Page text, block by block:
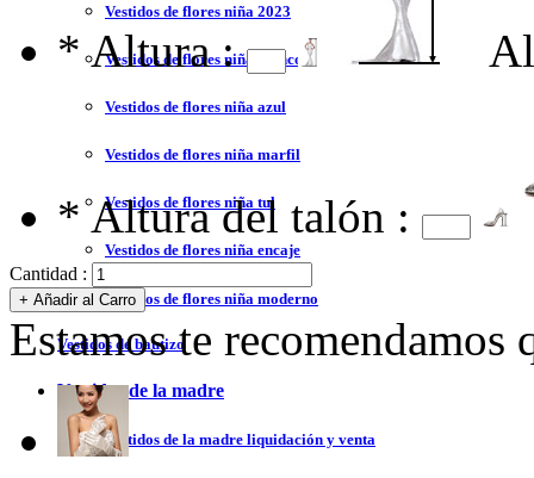
Vestidos de flores niña 2023
Vestidos de flores niña blanco
Vestidos de flores niña azul
Vestidos de flores niña marfil
Vestidos de flores niña tul
Vestidos de flores niña encaje
Vestidos de flores niña moderno
Vestidos de bautizo
Vestidos de la madre
Vestidos de la madre liquidación y venta
* Altura :
* Altura del talón :
Cantidad :
Estamos te recomendamos